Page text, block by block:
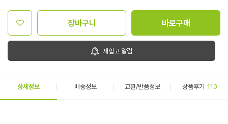
장바구니 바로구매
재입고 알림
상세정보 배송정보 교환/반품정보 상품후기 110